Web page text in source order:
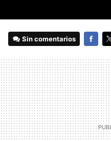
Sin comentarios